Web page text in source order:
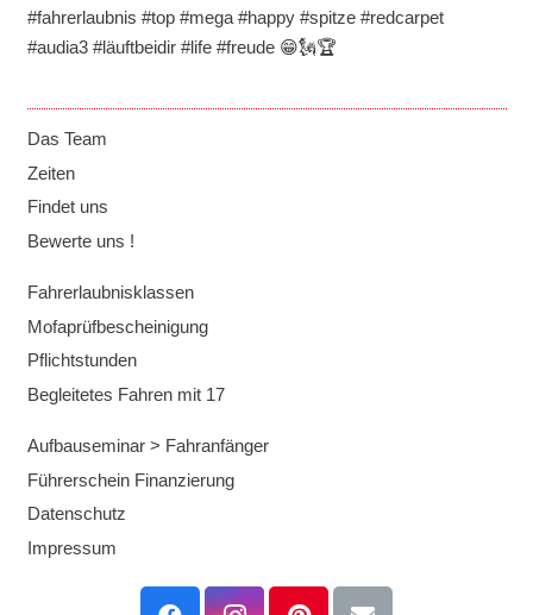
#fahrerlaubnis #top #mega #happy #spitze #redcarpet
#audia3 #läuftbeidir #life #freude 😁🗽🏆
Das Team
Zeiten
Findet uns
Bewerte uns !
Fahrerlaubnisklassen
Mofaprüfbescheinigung
Pflichtstunden
Begleitetes Fahren mit 17
Aufbauseminar > Fahranfänger
Führerschein Finanzierung
Datenschutz
Impressum